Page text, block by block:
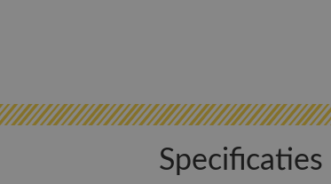
Specificaties